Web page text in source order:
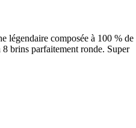
composée à 100 % de
brins parfaitement ronde. Super